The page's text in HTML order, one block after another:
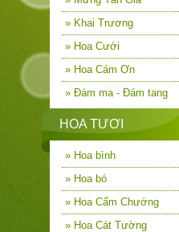
» Khai Trương
» Hoa Cưới
» Hoa Cám Ơn
» Đám ma - Đám tang
HOA TƯƠI
» Hoa bình
» Hoa bó
» Hoa Cẩm Chướng
» Hoa Cát Tường